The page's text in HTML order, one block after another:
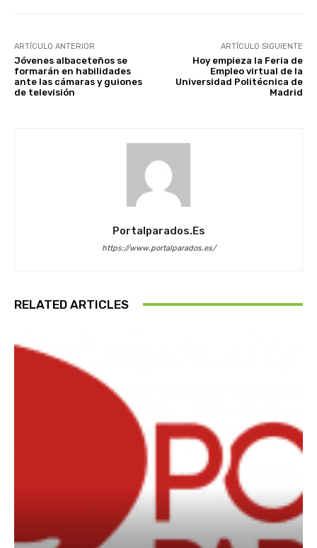
ARTÍCULO ANTERIOR
Jóvenes albaceteños se
formarán en habilidades
ante las cámaras y guiones
de televisión
ARTÍCULO SIGUIENTE
Hoy empieza la Feria de
Empleo virtual de la
Universidad Politécnica de
Madrid
Portalparados.es
https://www.portalparados.es/
RELATED ARTICLES